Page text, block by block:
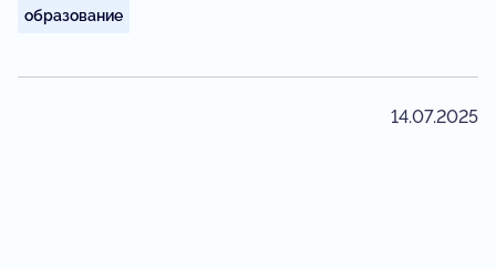
образование
14.07.2025